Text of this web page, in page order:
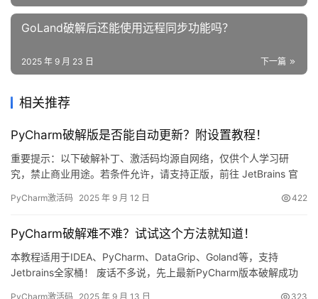
GoLand破解后还能使用远程同步功能吗？
下一篇
2025 年 9 月 23 日
相关推荐
PyCharm破解版是否能自动更新？附设置教程！
重要提示：以下破解补丁、激活码均源自网络，仅供个人学习研
究，禁止商业用途。若条件允许，请支持正版，前往 JetBrains 官
IDE，支持 Windows、macOS 与 Linux。本文将手把手演示如何借
本、哪种…
PyCharm激活码 2025 年 9 月 12 日 422
PyCharm破解难不难？试试这个方法就知道！
本教程适用于IDEA、PyCharm、DataGrip、Goland等，支持
Jetbrains全家桶！ 废话不多说，先上最新PyCharm版本破解成功
PyCharm激活码 2025 年 9 月 13 日 323